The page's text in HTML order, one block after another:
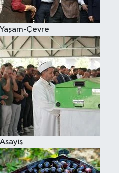
Yaşam-Çevre
Asayiş
Siyaset
Teknoloji
Televizyon
Yaşam-Çevre